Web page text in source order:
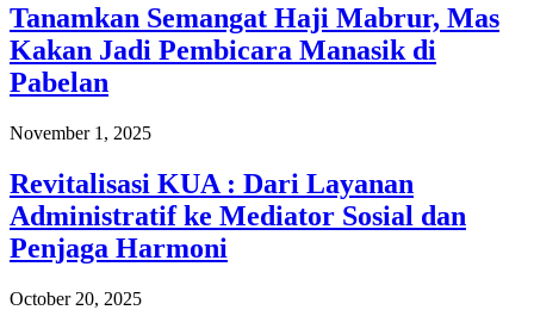
Tanamkan Semangat Haji Mabrur, Mas
Kakan Jadi Pembicara Manasik di
Pabelan
November 1, 2025
Revitalisasi KUA : Dari Layanan
Administratif ke Mediator Sosial dan
Penjaga Harmoni
October 20, 2025